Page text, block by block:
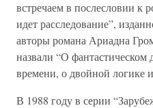
встречаем в послесловии к
идет расследование”,
авторы романа Ариадна
назвали “О фантастическом
времени, о двойной
В 1988 году в серии